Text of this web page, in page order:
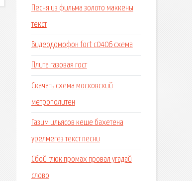
Песня из фильма золото маккены
текст
Видеодомофон fort c0406 схема
Плита газовая гост
Скачать схема московский
метрополитен
Газим ильясов кеше бахетена
урелмегез текст песни
Сбой глюк промах провал угадай
слово